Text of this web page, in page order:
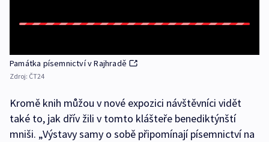
Památka písemnictví v Rajhradě
Zdroj: ČT24
Kromě knih můžou v nové expozici návštěvníci vidět
také to, jak dřív žili v tomto klášteře benediktýnští
mniši. „Výstavy samy o sobě připomínají písemnictví na